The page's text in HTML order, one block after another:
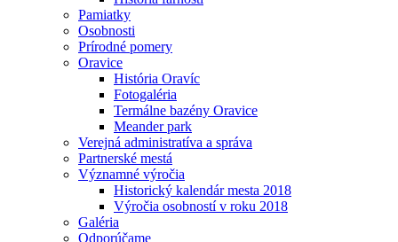
Pamiatky
Osobnosti
Prírodné pomery
Oravice
História Oravíc
Fotogaléria
Termálne bazény Oravice
Meander park
Verejná administratíva a správa
Partnerské mestá
Významné výročia
Historický kalendár mesta 2018
Výročia osobností v roku 2018
Galéria
Odporúčame